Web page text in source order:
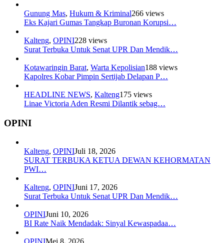
Gunung Mas, Hukum & Kriminal266 views
Eks Kajari Gumas Tangkap Buronan Korupsi…
Kalteng, OPINI228 views
Surat Terbuka Untuk Senat UPR Dan Mendik…
Kotawaringin Barat, Warta Kepolisian188 views
Kapolres Kobar Pimpin Sertijab Delapan P…
HEADLINE NEWS, Kalteng175 views
Linae Victoria Aden Resmi Dilantik sebag…
OPINI
Kalteng, OPINIJuli 18, 2026
SURAT TERBUKA KETUA DEWAN KEHORMATAN
PWI…
Kalteng, OPINIJuni 17, 2026
Surat Terbuka Untuk Senat UPR Dan Mendik…
OPINIJuni 10, 2026
BI Rate Naik Mendadak: Sinyal Kewaspadaa…